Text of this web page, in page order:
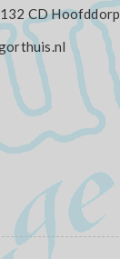
CD Hoofddorp